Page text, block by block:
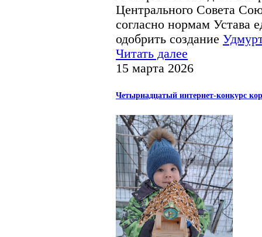
Центрального Совета
согласно нормам Устава
одобрить создание
Читать далее
15 марта 2026
Четырнадцатый интернет-конкурс